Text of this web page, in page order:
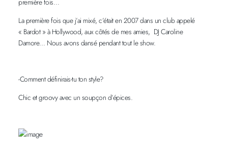
première fois…
La première fois que j’ai mixé, c’était en 2007 dans un club appelé
« Bardot » à Hollywood, aux côtés de mes amies, DJ Caroline
Damore… Nous avons dansé pendant tout le show.
-Comment définirais-tu ton style?
Chic et groovy avec un soupçon d’épices.